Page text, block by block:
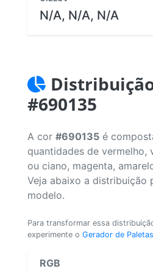
N/A, N/A, N/A
#690135
A cor #690135 é
quantidades de vermelho,
ou ciano, magenta,
Veja abaixo a distribuição
modelo.
Para transformar essa
experimente o Gerador de Paletas
RGB